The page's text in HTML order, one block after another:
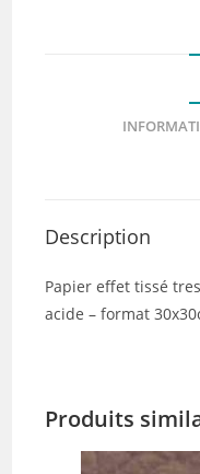
Description
Papier effet tissé
acide – format
Produits